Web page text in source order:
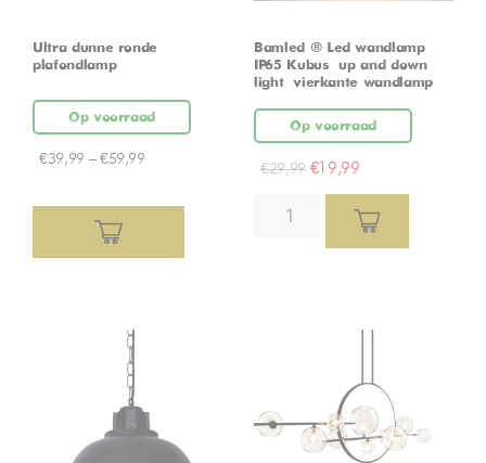
Ultra dunne ronde
plafondlamp
Op voorraad
€39,99 –€59,99
Bamled ® Led wandlamp
IP65 Kubus – up and down
light – vierkante wandlamp
Op voorraad
€29,99 €19,99